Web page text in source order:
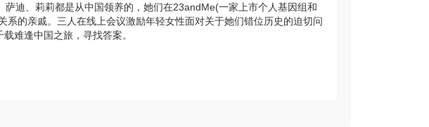
萨迪、莉莉都是从中国领养的，她们在23andMe(一家上市个人基因组和
系的亲戚。三人在线上会议激励年轻女性面对关于她们错位历史的迫切问
难逢中国之旅，寻找答案。